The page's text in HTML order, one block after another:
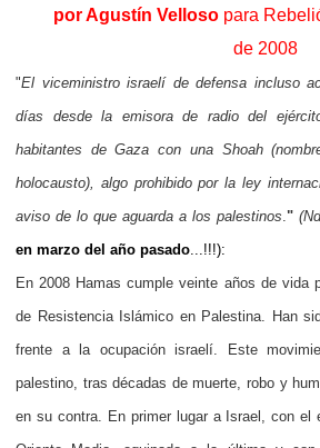
por Agustín Velloso para
de 2008
"El viceministro israelí de defensa incluso
días desde la emisora de radio del
habitantes de Gaza con una Shoah
holocausto), algo prohibido por la ley
aviso de lo que aguarda a los palestinos "
en marzo del año pasado ...!!!):
En 2008 Hamas cumple veinte años de vida
de Resistencia Islámico en Palestina. Han
frente a la ocupación israelí. Este
palestino, tras décadas de muerte, robo y
en su contra. En primer lugar a Israel, con el